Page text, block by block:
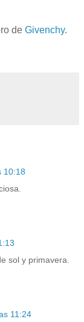
de Givenchy.
10:18
sol y primavera.
11:24